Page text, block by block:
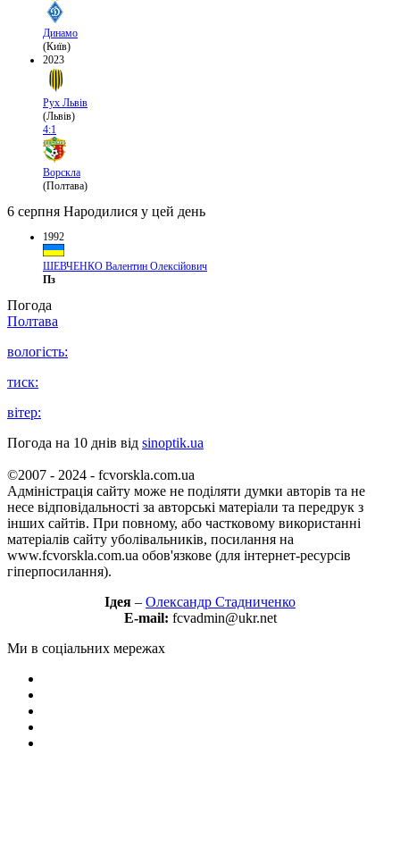
Динамо
(Київ)
2023
Рух Львів
(Львів)
4:1
Ворскла
(Полтава)
6 серпня Народилися у цей день
1992
ШЕВЧЕНКО Валентин Олексійович
Пз
Погода
Полтава
вологість:
тиск:
вітер:
Погода на 10 днів від sinoptik.ua
©2007 - 2024 - fcvorskla.com.ua
Адміністрація сайту може не поділяти думки авторів та не
несе відповідальності за авторські матеріали та передрук з
інших сайтів. При повному, або частковому використанні
матеріалів сайту уболівальників, посилання на
www.fcvorskla.com.ua обов'язкове (для інтернет-ресурсів
гіперпосилання).
Ідея – Олександр Стадниченко
E-mail: fcvadmin@ukr.net
Ми в соціальних мережах